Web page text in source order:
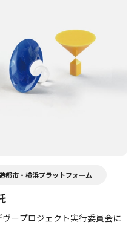
都市・横浜プラットフォーム
ープロジェクト実行委員会に